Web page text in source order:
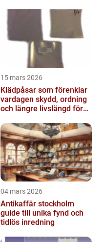
15 mars 2026
Klädpåsar som förenklar
vardagen skydd, ordning
och längre livslängd för
04 mars 2026
Antikaffär stockholm
guide till unika fynd och
tidlös inredning